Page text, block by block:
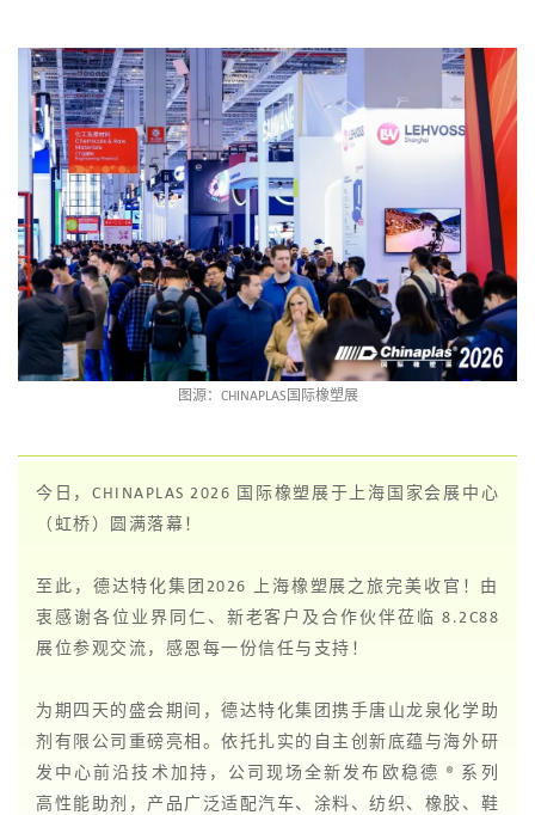
图源：CHINAPLAS国际橡塑展
今日，CHINAPLAS 2026 国际橡塑展于上海国家会展中心
（虹桥）圆满落幕！
至此，德达特化集团2026 上海橡塑展之旅完美收官！由
衷感谢各位业界同仁、新老客户及合作伙伴莅临 8.2C88
展位参观交流，感恩每一份信任与支持！
为期四天的盛会期间，德达特化集团携手唐山龙泉化学助
剂有限公司重磅亮相。依托扎实的自主创新底蕴与海外研
发中心前沿技术加持，公司现场全新发布欧稳德 ® 系列
高性能助剂，产品广泛适配汽车、涂料、纺织、橡胶、鞋